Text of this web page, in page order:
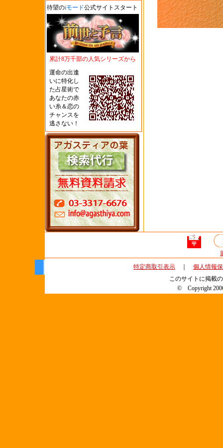
待望のiモード公式サイトスタート
累計8万千部の人気シリーズから
運命の出逢
いに特化し
た占星術で
あなたの赤
い糸＆恋の
チャンスを
逃さない！
特定商取引表示
個人情報
このサイトに掲載
© Copyright